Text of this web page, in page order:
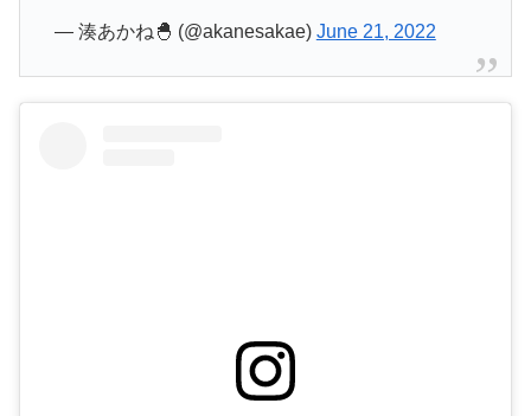
— 湊あかね🐣 (@akanesakae) June 21, 2022